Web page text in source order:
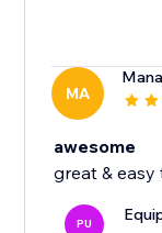
MA
awesome
great & easy
PU